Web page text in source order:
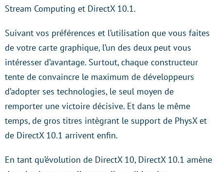
Stream Computing et DirectX 10.1.
Suivant vos préférences et l’utilisation que vous faites
de votre carte graphique, l’un des deux peut vous
intéresser d’avantage. Surtout, chaque constructeur
tente de convaincre le maximum de développeurs
d’adopter ses technologies, le seul moyen de
remporter une victoire décisive. Et dans le même
temps, de gros titres intègrant le support de PhysX et
de DirectX 10.1 arrivent enfin.
En tant qu’évolution de DirectX 10, DirectX 10.1 amène